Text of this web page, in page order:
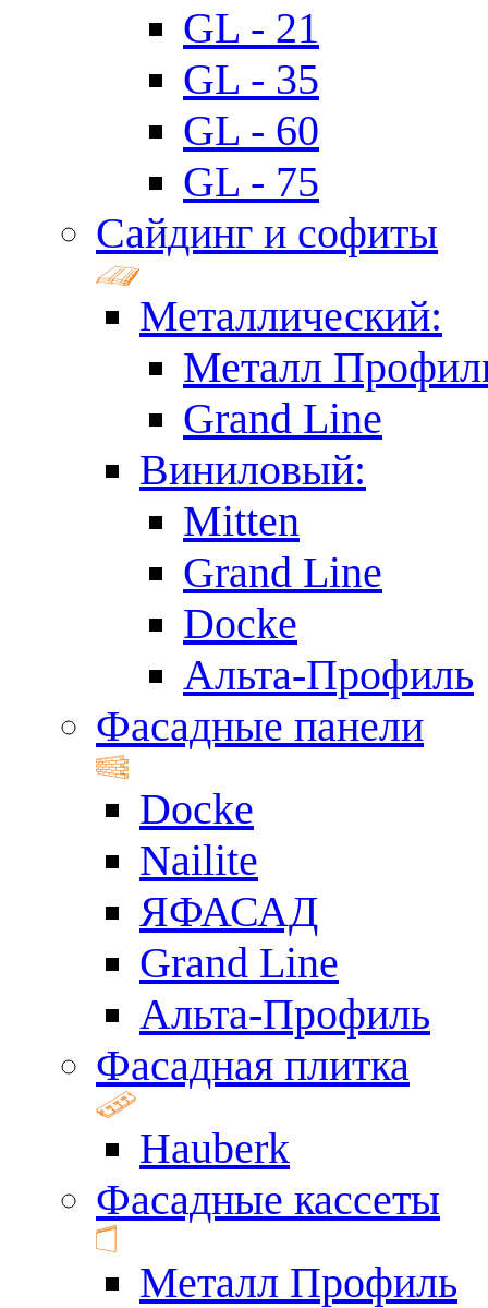
GL - 21
GL - 35
GL - 60
GL - 75
Сайдинг и софиты
Металлический:
Металл
Grand Line
Виниловый:
Mitten
Grand Line
Docke
Альта-Профиль
Фасадные панели
Docke
Nailite
ЯФАСАД
Grand Line
Альта-Профиль
Фасадная плитка
Hauberk
Фасадные кассеты
Металл Профиль